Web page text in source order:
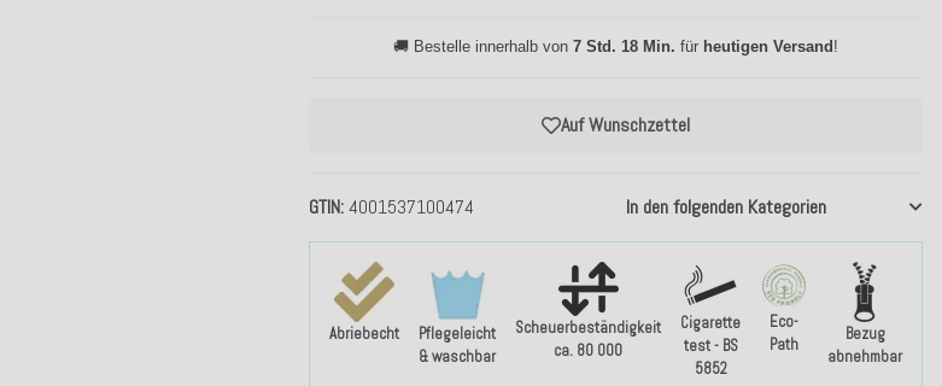
Abriebecht
Pflegeleicht
& waschbar
Scheuerbeständigkeit
ca. 80 000
Cigarette
test - BS
5852
Eco-
Path
Bezug
abnehmbar
GTIN 4001537100474 In den folgenden Kategorien
Auf Wunschzettel
🚚 Bestelle innerhalb von7 Std. 18 Min. für heutigen Versand !